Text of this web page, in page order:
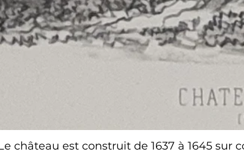
château est construit de 1637 à 1645 sur